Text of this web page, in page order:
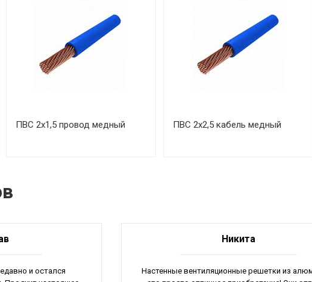
ПВС 2х1,5 провод медный ПВС 2х2,5 кабель медный
и остался
Никита
Настенные вентиляционные решетки из